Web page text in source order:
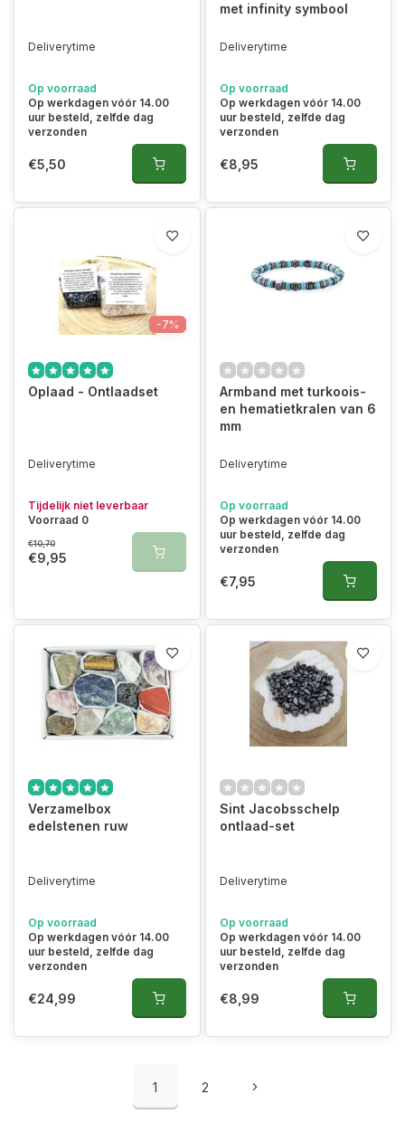
Deliverytime
Op voorraad
Op werkdagen vóór 14.00
uur besteld, zelfde dag
verzonden
€5,50
met infinity symbool
Deliverytime
Op voorraad
Op werkdagen vóór 14.00
uur besteld, zelfde dag
verzonden
€8,95
-7%
Oplaad - Ontlaadset
Deliverytime
Tijdelijk niet leverbaar
Voorraad 0
€10,70
€9,95
Armband met turkoois-
en hematietkralen van 6
mm
Deliverytime
Op voorraad
Op werkdagen vóór 14.00
uur besteld, zelfde dag
verzonden
€7,95
Verzamelbox
edelstenen ruw
Deliverytime
Op voorraad
Op werkdagen vóór 14.00
uur besteld, zelfde dag
verzonden
€24,99
Sint Jacobsschelp
ontlaad-set
Deliverytime
Op voorraad
Op werkdagen vóór 14.00
uur besteld, zelfde dag
verzonden
€8,99
1 2